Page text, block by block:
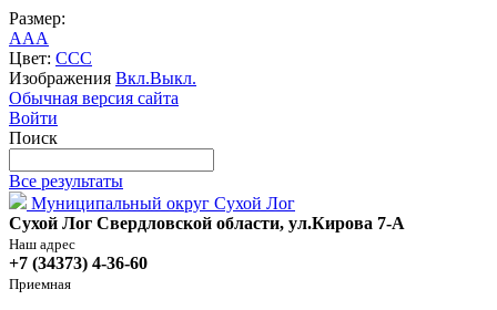
Размер:
AAA
Цвет: CCC
Изображения Вкл.Выкл.
Обычная версия сайта
Войти
Поиск
Все результаты
Муниципальный округ Сухой Лог
Сухой Лог Свердловской области, ул.Кирова 7-А
Наш адрес
+7 (34373) 4-36-60
Приемная